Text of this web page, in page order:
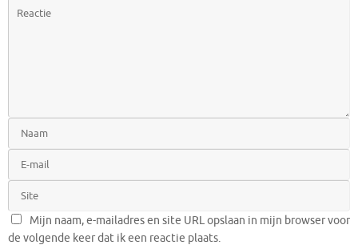
Mijn naam, e-mailadres en site URL opslaan in mijn browser voor
de volgende keer dat ik een reactie plaats.